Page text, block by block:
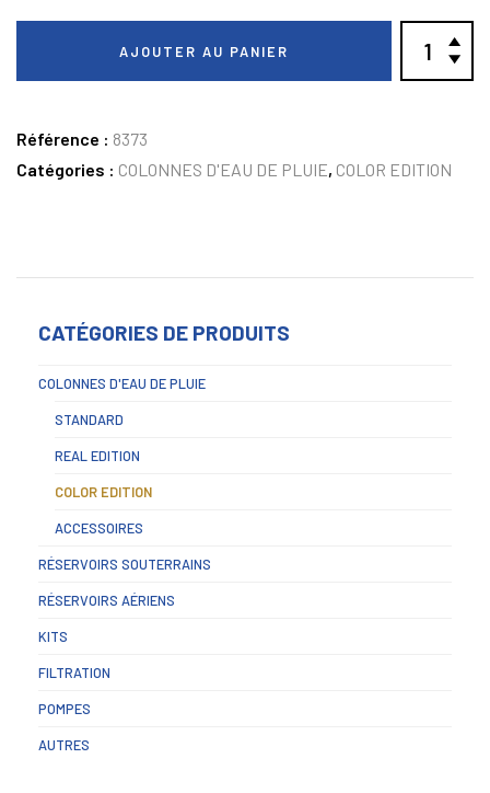
AJOUTER AU PANIER
Référence : 8373
Catégories : COLONNES D'EAU DE PLUIE, COLOR EDITION
CATÉGORIES DE PRODUITS
COLONNES D'EAU DE PLUIE
STANDARD
REAL EDITION
COLOR EDITION
ACCESSOIRES
RÉSERVOIRS SOUTERRAINS
RÉSERVOIRS AÉRIENS
KITS
FILTRATION
POMPES
AUTRES